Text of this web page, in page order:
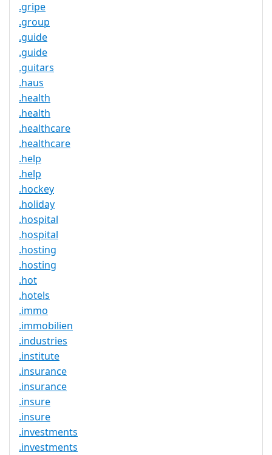
.gripe
.group
.guide
.guide
.guitars
.haus
.health
.health
.healthcare
.healthcare
.help
.help
.hockey
.holiday
.hospital
.hospital
.hosting
.hosting
.hot
.hotels
.immo
.immobilien
.industries
.institute
.insurance
.insurance
.insure
.insure
.investments
.investments